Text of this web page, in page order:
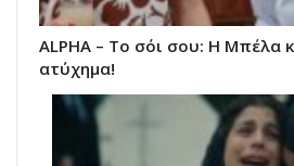
ALPHA – Το σόι σου: Η Μπέλα
ατύχημα!